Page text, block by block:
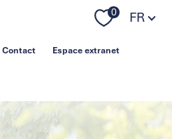
0 Langue
FR
Contact Espace extranet